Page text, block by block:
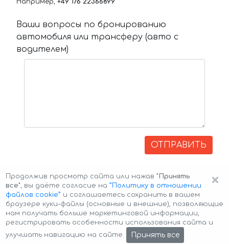
Например, +49 176 22366899
Ваши вопросы по бронированию
автомобиля или трансферу (авто с
водителем)
ОТПРАВИТЬ
Авторские права © 2026 Авто-Аренда Cookie Policy
×
Продолжив просмотр сайта или нажав "Принять
все", вы даёте согласие на ”Политику в отношении
файлов cookie” и соглашаетесь сохранить в вашем
браузере куки-файлы (основные и внешние), позволяющие
нам получать больше маркетинговой информации,
регистрировать особенности использования сайта и
улучшать навигацию на сайте.
Принять все